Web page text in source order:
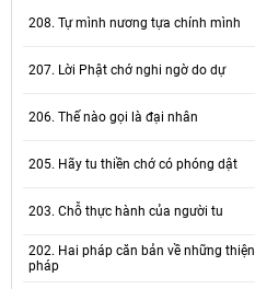
208. Tự mình nương tựa chính mình
207. Lời Phật chớ nghi ngờ do dự
206. Thế nào gọi là đại nhân
205. Hãy tu thiền chớ có phóng dật
203. Chỗ thực hành của người tu
202. Hai pháp căn bản về những thiện
pháp